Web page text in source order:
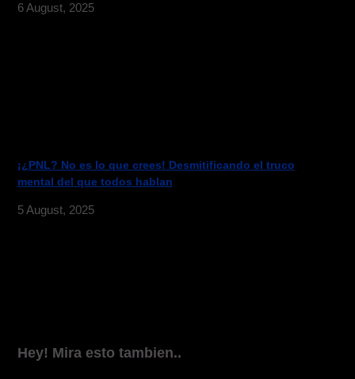
6 August, 2025
¡¿PNL? No es lo que crees! Desmitificando el truco
mental del que todos hablan
5 August, 2025
Hey! Mira esto tambien..